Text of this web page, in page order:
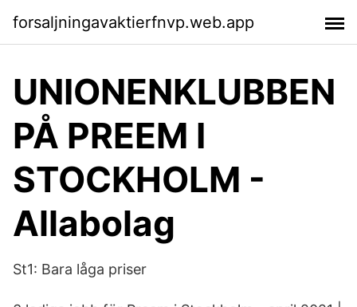
forsaljningavaktierfnvp.web.app
UNIONENKLUBBEN
PÅ PREEM I
STOCKHOLM -
Allabolag
St1: Bara låga priser